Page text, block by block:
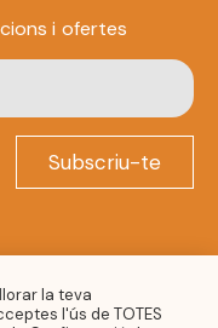
i ofertes
Subscriu-te
la teva
l'ús de TOTES